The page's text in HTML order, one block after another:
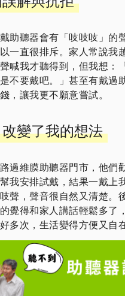
助聽器會有「吱吱吱」的
一直很排斥。家人常說我
喊我才聽得到，但我想：
不要戴吧。」甚至有戴過
，讓我更不願意嘗試。
變了我的想法
過維膜助聽器門市，他們
我安排試戴，結果一戴上
，聲音很自然又清楚。
覺得和家人講話輕鬆多了
多次，生活變得方便又自在